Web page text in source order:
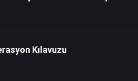
Kılavuzu